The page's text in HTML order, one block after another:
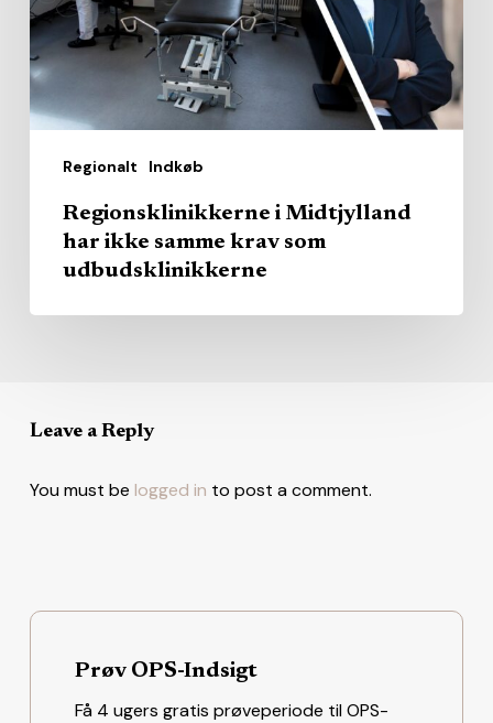
Regionalt Indkøb
samme
krav
som
udbudsklinikkerne
Regionsklinikkerne i Midtjylland
har ikke samme krav som
udbudsklinikkerne
Leave a Reply
You must be logged in to post a comment.
Prøv OPS-Indsigt
Få 4 ugers gratis prøveperiode til OPS-